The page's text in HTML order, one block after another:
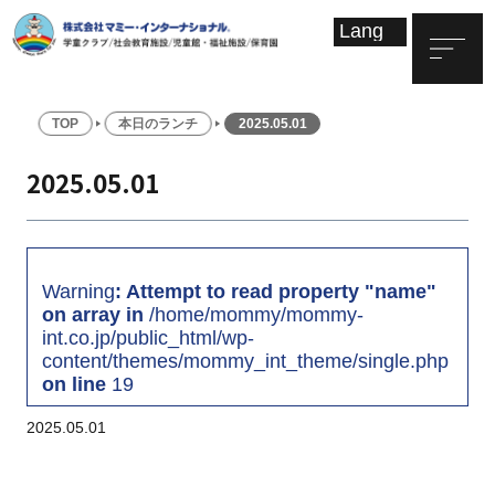
TOP 本日のランチ 2025.05.01
2025.05.01
Warning: Attempt to read property "name"
on array in /home/mommy/mommy-
int.co.jp/public_html/wp-
content/themes/mommy_int_theme/single.php
on line 19
2025.05.01